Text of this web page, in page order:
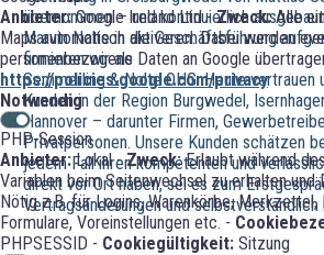
Anbieter:Google Ireland Ltd -Zweck:Alle
Maps automatisch aktiveren. Dabei werden
personenbezogene Daten an Google
https://policies.google.com/privacy
Notwendig
PHP-Session
Anbieter:Lokal -Zweck:Erlaubt während
Variablen beim Seitenwechsel zu erhalten und
Nötig z.B. für Logins, Warenkörbe, Merkzettel,
Formulare, Voreinstellungen etc. -
PHPSESSID - Cookiegültigkeit: Sitzung
übernommen – und kontinuierlich
Marvin Nolte in die Geschäftsführung
firmieren wir als
Semmerling & Nolte OHG. Heute vertrauen
Kunden in der Region Burgwedel,
Hannover – darunter Firmen,
Privatpersonen. Unsere Kunden schätzen
jedem Fall ihren kompetenten und
direkt vor Ort haben, sei es zum
Vertragsänderungen und